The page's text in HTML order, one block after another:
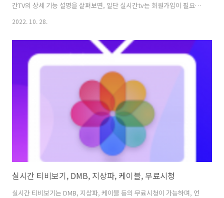
간TV의 상세 기능 설명을 살펴보면, 일단 실시간tv는 회원가입이 필요
없으며, 불필요한 권한을 요구하지 않고, 이용자 맞춤 옵션을 간단하게
채널을 24시간 무료로 이용할 수 있으며, 사용자 친화적 인터페이스와
편의 기능을 제공하고 있어 언제 어디서나 쉽고 빠르게 즐길 수 있는 내
손안의 무료 DMB TV로 모바일 미디어 환경에 최적화된 방송 무료 보기
를 제공 하고 있습니다. 1. 실시간TV, DMB방송, 지상파, 케이블, 실시간
스포츠 보기 버전 1.0.1 업데이트 날짜 2022. 8..
2022. 10. 28.
실시간 티비보기, DMB, 지상파, 케이블, 무료시청
실시간 티비보기는 DMB, 지상파, 케이블 등의 무료시청이 가능하며, 언